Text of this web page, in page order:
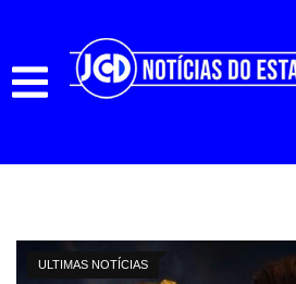
ULTIMAS NOTÍCIAS